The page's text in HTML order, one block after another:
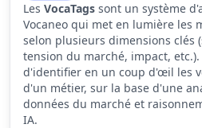
Les VocaTags sont un système
Vocaneo qui met en lumière les
selon plusieurs dimensions clés
tension du marché, impact,
d'identifier en un coup d'œil les
d'un métier, sur la base d'une
données du marché et
IA.
Tension du marché
Salaire
Conditions de travail